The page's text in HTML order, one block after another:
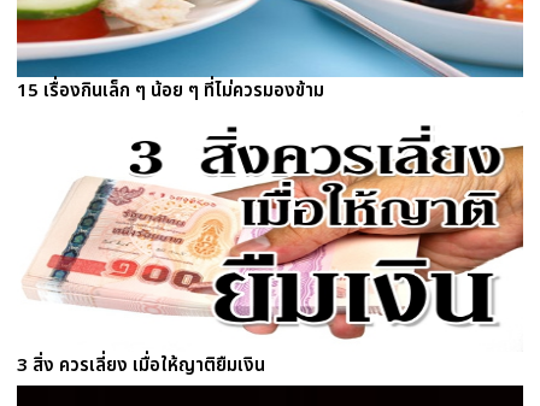
15 เรื่องกินเล็ก ๆ น้อย ๆ ที่ไม่ควรมองข้าม
3 สิ่ง ควรเลี่ยง เมื่อให้ญาติยืมเงิน